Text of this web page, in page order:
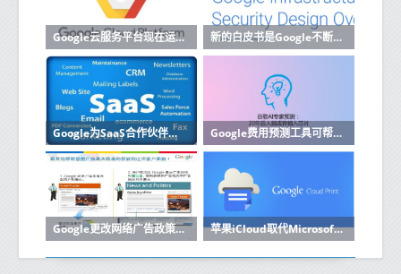
Google云服务平台现在运行内部部署 新的白皮书是Google不断努力使其云计算运营更加透明的一部分
Google为SaaS合作伙伴启动了新的云计划 Google费用预测工具可帮助企业改善预算云成本
Google更改网络广告政策以符合欧盟的GDPR 苹果iCloud取代Microsoft Azure缺席Google Cloud